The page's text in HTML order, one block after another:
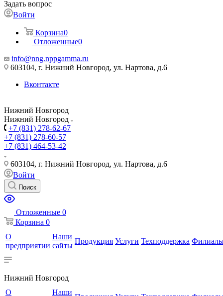
Задать вопрос
Войти
Корзина0
Отложенные0
info@nng.nppgamma.ru
603104, г. Нижний Новгород, ул. Нартова, д.6
Вконтакте
Нижний Новгород
Нижний Новгород
+7 (831) 278-62-67
+7 (831) 278-60-57
+7 (831) 464-53-42
603104, г. Нижний Новгород, ул. Нартова, д.6
Войти
Поиск
Отложенные 0
Корзина 0
О
предприятии
Наши
сайты
Продукция Услуги Техподдержка
Нижний Новгород
О
Наши